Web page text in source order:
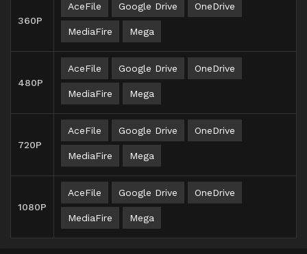
360P
AceFile Google Drive OneDrive
MediaFire Mega
480P
AceFile Google Drive OneDrive
MediaFire Mega
720P
AceFile Google Drive OneDrive
MediaFire Mega
1080P
AceFile Google Drive OneDrive
MediaFire Mega